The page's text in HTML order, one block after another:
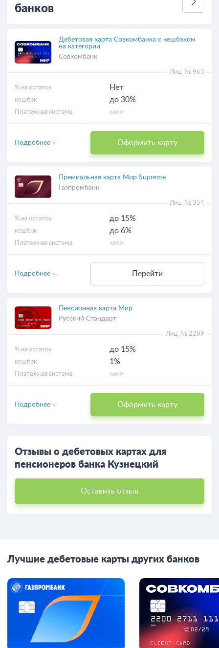
банков
Дебетовая карта Совкомбанка с кешбэком
на категории
Совкомбанк
Лиц. № 963
% на остаток Нет
кешбэк до 30%
Платежная система
Оформить карту
Подробнее
Премиальная карта Мир Supreme
Газпромбанк
Лиц. № 354
% на остаток до 15%
кешбэк до 6%
Платежная система
Перейти
Подробнее
Пенсионная карта Мир
Русский Стандарт
Лиц. № 2289
% на остаток до 15%
кешбэк 1%
Платежная система
Оформить карту
Подробнее
Отзывы о дебетовых картах для
пенсионеров банка Кузнецкий
Оставить отзыв
Лучшие дебетовые карты других банков